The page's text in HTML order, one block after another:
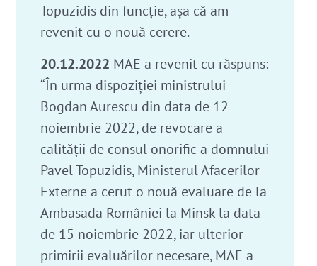
Topuzidis din funcție, așa că am
revenit cu o nouă cerere.
20.12.2022 MAE a revenit cu răspuns:
“În urma dispoziției ministrului
Bogdan Aurescu din data de 12
noiembrie 2022, de revocare a
calității de consul onorific a domnului
Pavel Topuzidis, Ministerul Afacerilor
Externe a cerut o nouă evaluare de la
Ambasada României la Minsk la data
de 15 noiembrie 2022, iar ulterior
primirii evaluărilor necesare, MAE a